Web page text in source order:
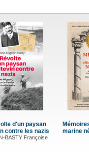
Histoire de la milice en
Creuse
PENOT Christian